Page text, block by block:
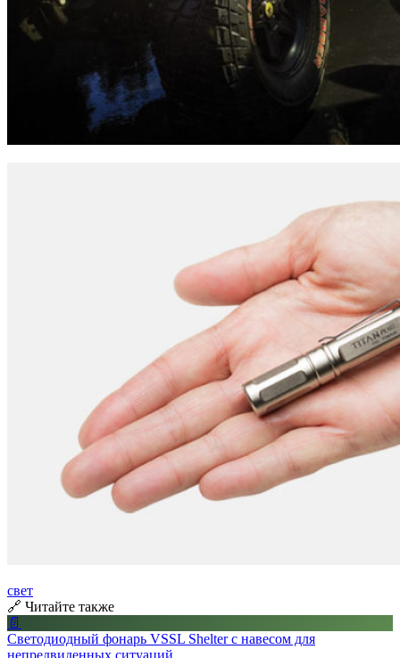
свет
🔗 Читайте также
📄
Светодиодный фонарь VSSL Shelter с навесом для
непредвиденных ситуаций